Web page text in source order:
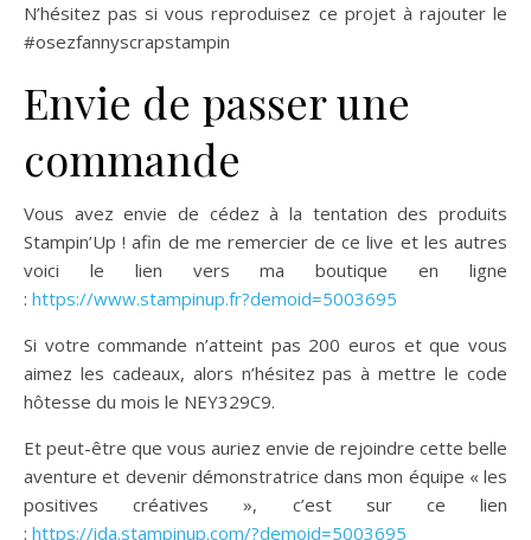
N’hésitez pas si vous reproduisez ce projet à rajouter le
#osezfannyscrapstampin
Envie de passer une
commande
Vous avez envie de cédez à la tentation des produits
Stampin’Up ! afin de me remercier de ce live et les autres
voici le lien vers ma boutique en ligne
: https://www.stampinup.fr?demoid=5003695
Si votre commande n’atteint pas 200 euros et que vous
aimez les cadeaux, alors n’hésitez pas à mettre le code
hôtesse du mois le NEY329C9.
Et peut-être que vous auriez envie de rejoindre cette belle
aventure et devenir démonstratrice dans mon équipe « les
positives créatives », c’est sur ce lien
: https://ida.stampinup.com/?demoid=5003695